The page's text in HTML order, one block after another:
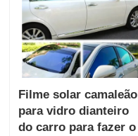
Filme solar camaleão
para vidro dianteiro
do carro para fazer o